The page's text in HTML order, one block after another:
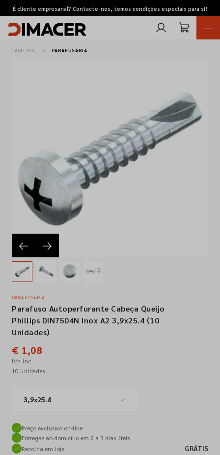
É cliente empresarial? Contacte-nos, temos condições especiais para si!
Pedidos de cotação
Marcas
Favoritos
Empresa
Contactos
Siga-nos nas redes sociais
CATÁLOGO PARAFUSARIA
PARAFUSARIA
Parafuso Autoperfurante Cabeça Queijo
Phillips DIN7504N Inox A2 3,9x25.4 (10
Unidades)
€ 1,08
IVA inc.
10 unidades
3,9x25.4
Preço exclusivo on-line
Entregas ao domicílio em 2 a 3 dias úteis
Recolha em loja
GRÁTIS